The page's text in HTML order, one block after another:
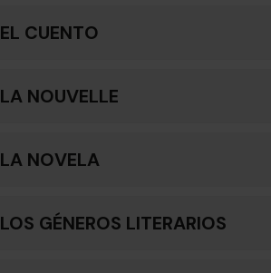
EL CUENTO
LA NOUVELLE
LA NOVELA
LOS GÉNEROS LITERARIOS